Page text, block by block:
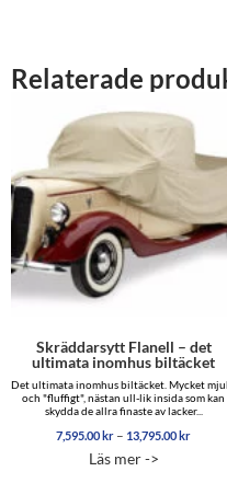
Relaterade
Skräddarsytt Flanell – det
ultimata inomhus biltäcket
Det ultimata inomhus biltäcket. Mycket
och "fluffigt", nästan ull-lik insida som kan
skydda de allra finaste av lacker...
7,595.00 kr – 13,795.00 kr
Läs mer ->